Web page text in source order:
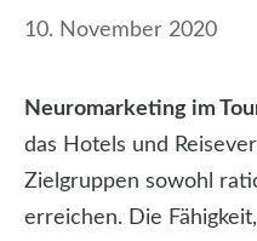
10. November 2020
Neuromarketing im
das Hotels und
Zielgruppen sowohl
erreichen. Die